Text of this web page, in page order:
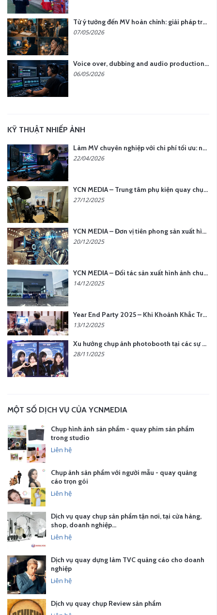
Từ ý tưởng đến MV hoàn chỉnh: giải pháp trọn gói tại YCN Media
07/05/2026
Voice over, dubbing and audio production services in Vietnam for global content
06/05/2026
KỸ THUẬT NHIẾP ẢNH
Làm MV chuyên nghiệp với chi phí tối ưu: nên chọn quay thực tế hay video AI?
22/04/2026
YCN MEDIA – Trung tâm phụ kiện quay chụp tại Hà Nội
27/12/2025
YCN MEDIA – Đơn vị tiên phong sản xuất hình ảnh & âm thanh bằng AI tại Hà Nội
20/12/2025
YCN MEDIA – Đối tác sản xuất hình ảnh chuyên nghiệp cho doanh nghiệp tại Hà Nội
14/12/2025
Year End Party 2025 – Khi Khoảnh Khắc Trở Thành Dấu Ấn | Gói Ưu Đãi Tháng 12 Từ YCN Media
13/12/2025
Xu hướng chụp ảnh photobooth tại các sự kiện hiện nay
28/11/2025
MỘT SỐ DỊCH VỤ CỦA YCNMEDIA
Chụp hình ảnh sản phẩm - quay phim sản phẩm
trong studio
Liên hệ
Chụp ảnh sản phẩm với người mẫu - quay quảng
cáo trọn gói
Liên hệ
Dịch vụ quay chụp sản phẩm tận nơi, tại cửa hàng,
shop, doanh nghiệp…
Liên hệ
Dịch vụ quay dựng làm TVC quảng cáo cho doanh
nghiệp
Liên hệ
Dịch vụ quay chụp Review sản phẩm